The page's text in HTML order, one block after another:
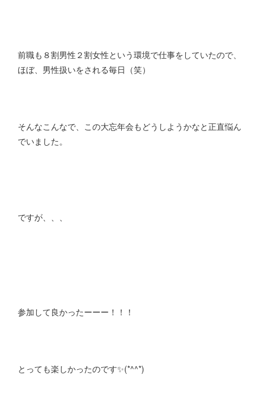
前職も８割男性２割女性という環境で仕事をしていたので、
ほぼ、男性扱いをされる毎日（笑）
そんなこんなで、この大忘年会もどうしようかなと正直悩ん
でいました。
ですが、、、
参加して良かったーーー！！！
とっても楽しかったのです✨(*^^*)